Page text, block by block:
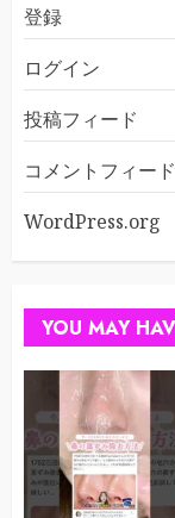
登録
ログイン
投稿フィード
コメントフィード
WordPress.org
YOU MAY